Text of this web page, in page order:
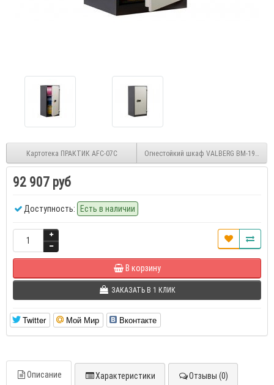
Картотека ПРАКТИК AFC-07C Огнестойкий шкаф VALBERG BM-1993EL
92 907 руб
Доступность: Есть в наличии
В корзину
ЗАКАЗАТЬ В 1 КЛИК
Twitter Мой Мир Вконтакте
Описание Характеристики Отзывы (0)